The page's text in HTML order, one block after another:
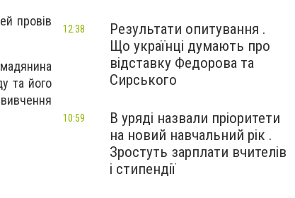
провів
та його
Результати опитування .
Що українці думають про
відставку Федорова та
Сирського
12:38
В уряді назвали пріоритети
на новий навчальний рік .
Зростуть зарплати вчителів
і стипендії
10:59